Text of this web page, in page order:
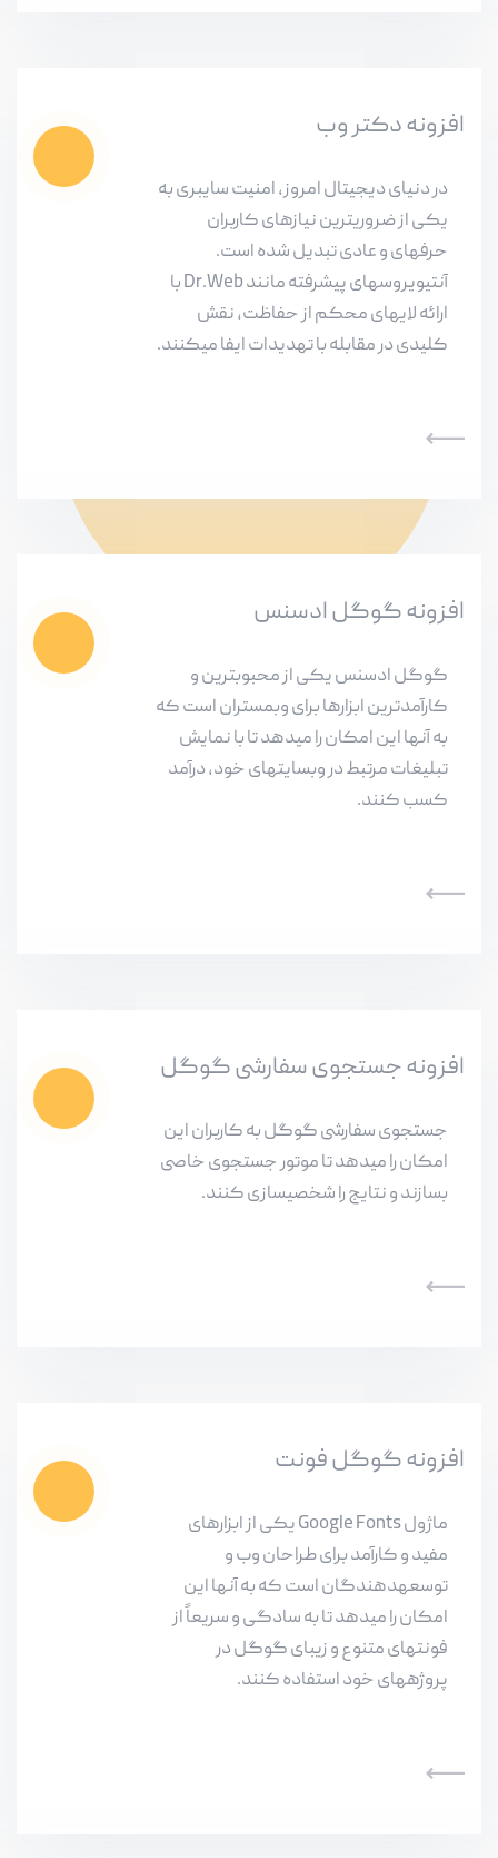
افزونه دکتر‌ وب
در دنیای دیجیتال امروز، امنیت سایبری به
یکی از ضروریترین نیازهای کاربران
حرفهای و عادی تبدیل شده است.
آنتیویروسهای پیشرفته مانند Dr.Web با
ارائه لایهای محکم از حفاظت، نقش
کلیدی در مقابله با تهدیدات ایفا میکنند.
افزونه گوگل ادسنس
گوگل ادسنس یکی از محبوبترین و
کارآمدترین ابزارها برای وبمستران است که
به آنها این امکان را میدهد تا با نمایش
تبلیغات مرتبط در وبسایتهای خود، درآمد
کسب کنند.
افزونه جستجوی سفارشی گوگل
جستجوی سفارشی گوگل به کاربران این
امکان را میدهد تا موتور جستجوی خاصی
بسازند و نتایج را شخصیسازی کنند.
افزونه گوگل فونت
ماژول Google Fonts یکی از ابزارهای
مفید و کارآمد برای طراحان وب و
توسعهدهندگان است که به آنها این
امکان را میدهد تا به سادگی و سریعاً از
فونتهای متنوع و زیبای گوگل در
پروژههای خود استفاده کنند.